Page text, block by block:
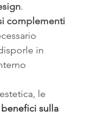
.
complementi
in
le
sulla